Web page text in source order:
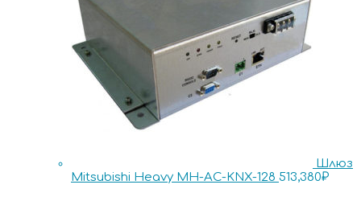
Шлюз
Mitsubishi Heavy MH-AC-KNX-128 513,380₽